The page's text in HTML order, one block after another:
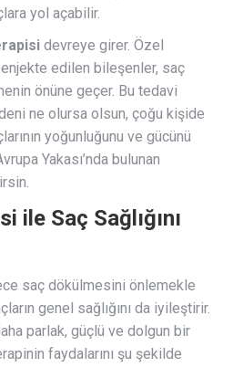
yol açabilir.
devreye girer. Özel
edilen bileşenler, saç
önüne geçer. Bu tedavi
ne olursa olsun, çoğu kişide
yoğunluğunu ve gücünü
Yakası’nda bulunan
ile Saç Sağlığını
saç dökülmesini önlemekle
genel sağlığını da iyileştirir.
parlak, güçlü ve dolgun bir
faydalarını şu şekilde